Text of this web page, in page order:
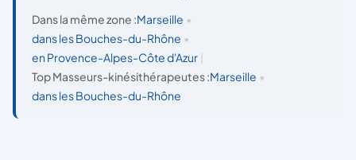
Dans la même zone :Marseille •
dans les Bouches-du-Rhône •
en Provence-Alpes-Côte d'Azur
Top Masseurs-kinésithérapeutes :Marseille •
dans les Bouches-du-Rhône